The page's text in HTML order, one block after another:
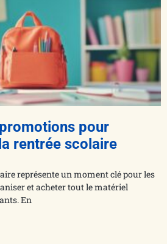
pour
rentrée scolaire
représente un moment clé pour les
et acheter tout le matériel
En